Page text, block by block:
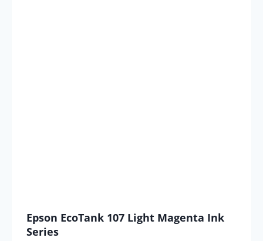
Epson EcoTank 107 Light Magenta Ink
Series